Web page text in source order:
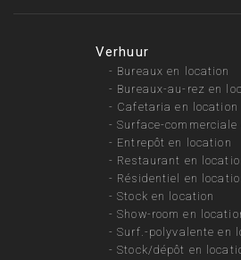
Verhuur
- Bureaux en location
- Bureaux-au-rez en
- Cafetaria en location
-Surface-commerciale
- Entrepôt en location
- Restaurant en
- Résidentiel en
-Stock en location
-Show-room en
-Surf.-polyvalente en
-Stock/dépôt en